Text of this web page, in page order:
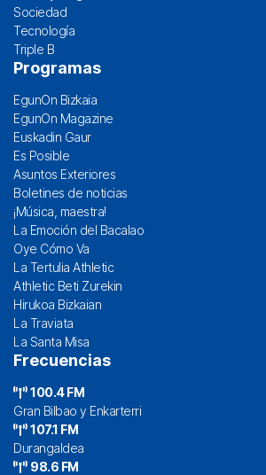
Sociedad
Tecnología
Triple B
Programas
EgunOn Bizkaia
EgunOn Magazine
Euskadin Gaur
Es Posible
Asuntos Exteriores
Boletines de noticias
¡Música, maestra!
La Emoción del Bacalao
Oye Cómo Va
La Tertulia Athletic
Athletic Beti Zurekin
Hirukoa Bizkaian
La Traviata
La Santa Misa
Frecuencias
100.4 FM
Gran Bilbao y Enkarterri
107.1 FM
Durangaldea
98.6 FM